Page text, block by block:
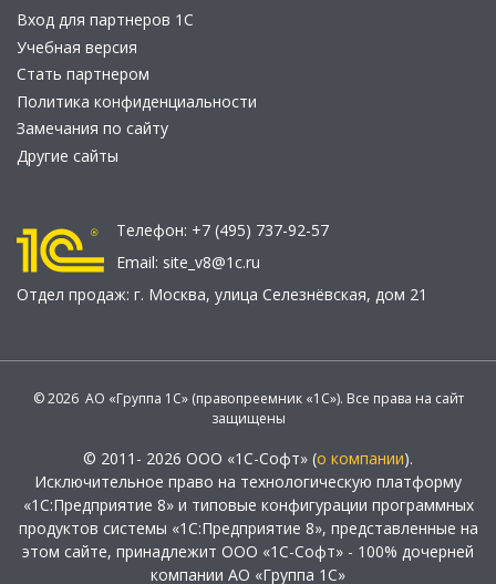
Вход для партнеров 1С
Учебная версия
Стать партнером
Политика конфиденциальности
Замечания по сайту
Другие сайты
Телефон: +7 (495) 737-92-57
Email: site_v8@1c.ru
Отдел продаж: г. Москва, улица Селезнёвская, дом 21
© 2026 АО «Группа 1С» (правопреемник «1С»). Все права на сайт
защищены
© 2011- 2026 ООО «1С-Софт» (о компании).
Исключительное право на технологическую платформу
«1С:Предприятие 8» и типовые конфигурации программных
продуктов системы «1С:Предприятие 8», представленные на
этом сайте, принадлежит ООО «1С-Софт» - 100% дочерней
компании АО «Группа 1С»